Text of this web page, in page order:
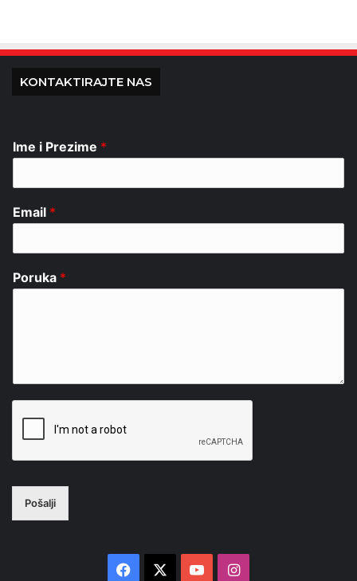
KONTAKTIRAJTE NAS
Ime i Prezime *
Email *
Poruka *
Pošalji
Facebook YouTubeInstagram